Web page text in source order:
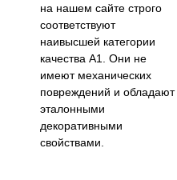
на нашем сайте строго
соответствуют
наивысшей категории
качества А1. Они не
имеют механических
повреждений и обладают
эталонными
декоративными
свойствами.